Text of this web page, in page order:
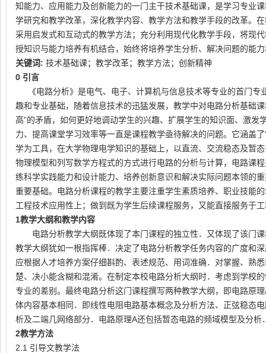
知能力、应用能力及创新能力的一门主干技术基础课，是学习专业
学研究和教学改革，深化教学内容、教学方法和教学手段的改革。
采用启发式和互动式的教学方法；充分利用现代化教学手段，将现
授知识与能力培养有机结合，始终将培养学生分析、解决问题的能
关键词: 技术基础课；教学改革；教学方法；创新精神
0 引言
《电路分析》是电气、电子、计算机与信息技术等专业的首门
趣和专业基础，随着信息技术的迅猛发展，教学中对电路分析基础
高”的矛盾，如何更好地调动学生的兴趣、扩展学生的知识面、激发
力、提高课堂学习效率等一直是课程教学亟待解决的问题。它涵盖
学为工具，在大学物理电学知识的基础上，以直流、交流稳态及暂
物理模型和列写数学方程式的方式进行电路的分析与计算，电路课
练科学实践能力和设计能力、培养创新意识和解决实际问题本领的
重要基础。电路分析课程的教学主要注重学生素质培养、职业技能
工程技术应用性上；做到既为学生后续课程服务，又能直接服务于
1教学大纲和教学内容
电路分析教学大纲既体现了本门课程的独立性．又体现了该门
教学大纲犹如一根指挥棒．决定了电路分析教学任务内容的广度和
应根据人才培养方案仔细斟酌、表述规范、用词准确．对掌握、熟
楚、决小能含糊和混淆。在制定本校电路分析大纲时．考虑到学校
专业的差别。最终电路分析这门课程撰写两种教学大纲，即电路原理
体内容基本相同．即线性电阻电路基本概念及分析方法、正弦稳态
析及二端几网络部分．电路原理A还包括暂态电路的频域模型及分
2教学方法
2.1 引导文教学法